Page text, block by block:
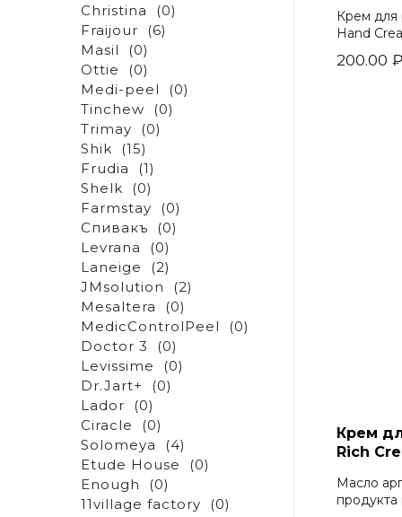
Christina
(0)
Fraijour
(6)
Masil
(0)
Ottie
(0)
Medi-peel
(0)
Tinchew
(0)
Trimay
(0)
Shik
(15)
Frudia
(1)
Shelk
(0)
Farmstay
(0)
Спивакъ
(0)
Levrana
(0)
Laneige
(2)
JMsolution
(2)
Mesaltera
(0)
MedicControlPeel
(0)
Doctor 3
(0)
Levissime
(0)
Dr.Jart+
(0)
Lador
(0)
Ciracle
(0)
Solomeya
(4)
Etude House
(0)
Enough
(0)
11village factory
(0)
Крем для
Hand
₽
200.00
Крем
Rich
Масло
продукта